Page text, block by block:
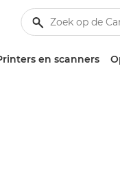
en scanners